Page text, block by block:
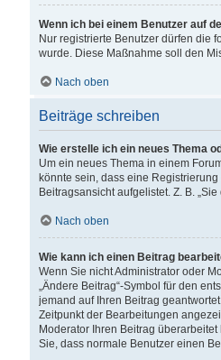
Wenn ich bei einem Benutzer auf
Nur registrierte Benutzer dürfen die
wurde. Diese Maßnahme soll den
Nach oben
Beiträge schreiben
Wie erstelle ich ein neues Thema
Um ein neues Thema in einem
könnte sein, dass eine
Beitragsansicht aufgelistet. Z. B.
Nach oben
Wie kann ich einen Beitrag
Wenn Sie nicht Administrator oder
„Ändere Beitrag“-Symbol für den
jemand auf Ihren Beitrag
Zeitpunkt der Bearbeitungen
Moderator Ihren Beitrag
Sie, dass normale Benutzer einen